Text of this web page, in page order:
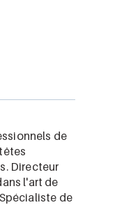
de
Directeur
l'art de
de